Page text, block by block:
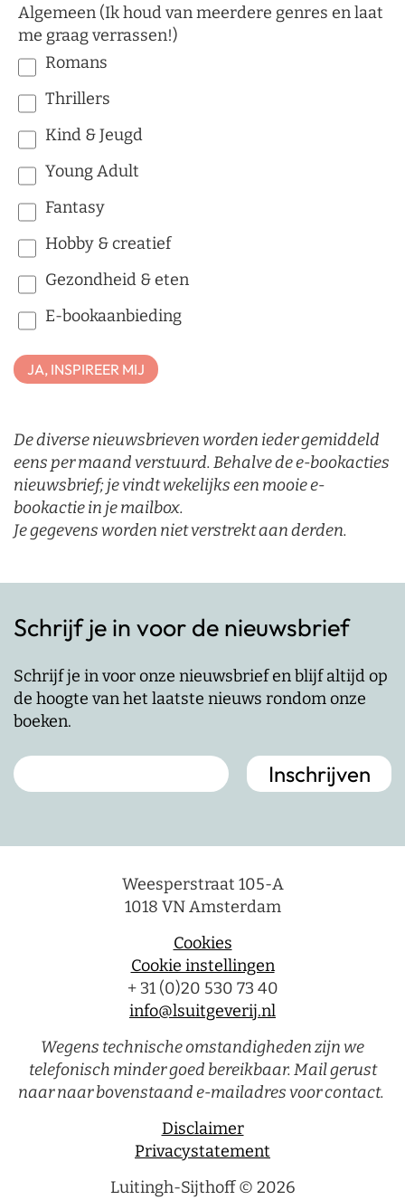
Algemeen (Ik houd van meerdere genres en laat
me graag verrassen!)
Romans
Thrillers
Kind & Jeugd
Young Adult
Fantasy
Hobby & creatief
Gezondheid & eten
E-bookaanbieding
De diverse nieuwsbrieven worden ieder gemiddeld
eens per maand verstuurd. Behalve de e-bookacties
nieuwsbrief; je vindt wekelijks een mooie e-
bookactie in je mailbox.
Je gegevens worden niet verstrekt aan derden.
Schrijf je in voor de nieuwsbrief
Schrijf je in voor onze nieuwsbrief en blijf altijd op
de hoogte van het laatste nieuws rondom onze
boeken.
Weesperstraat 105-A
1018 VN Amsterdam
Cookies
Cookie instellingen
+ 31 (0)20 530 73 40
info@lsuitgeverij.nl
Wegens technische omstandigheden zijn we
telefonisch minder goed bereikbaar. Mail gerust
naar naar bovenstaand e-mailadres voor contact.
Disclaimer
Privacystatement
Luitingh-Sijthoff © 2026